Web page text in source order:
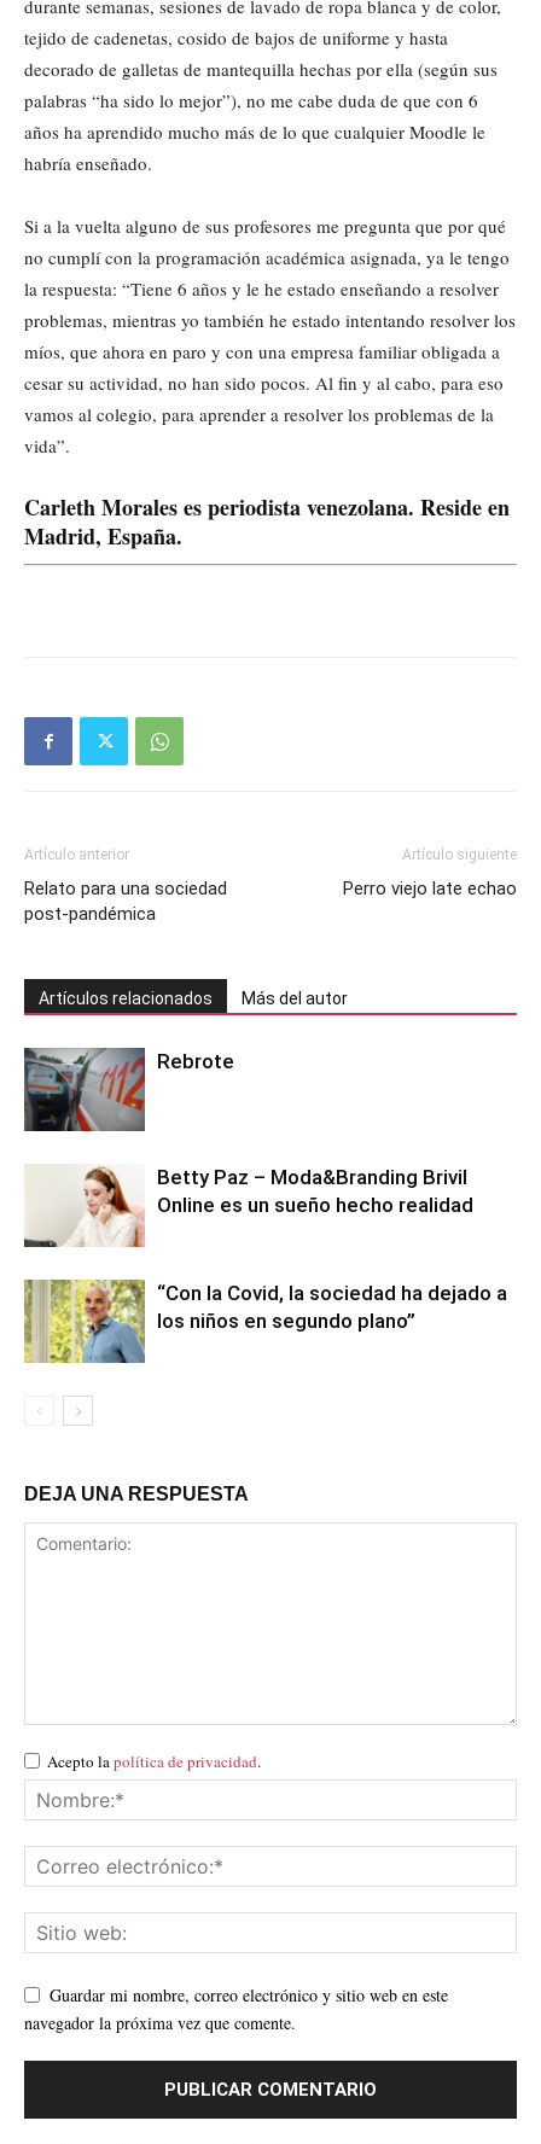
durante semanas, sesiones de lavado de ropa blanca y de color,
tejido de cadenetas, cosido de bajos de uniforme y hasta
decorado de galletas de mantequilla hechas por ella (según sus
palabras “ha sido lo mejor”), no me cabe duda de que con 6
años ha aprendido mucho más de lo que cualquier Moodle le
habría enseñado.
Si a la vuelta alguno de sus profesores me pregunta que por qué
no cumplí con la programación académica asignada, ya le tengo
la respuesta: “Tiene 6 años y le he estado enseñando a resolver
problemas, mientras yo también he estado intentando resolver los
míos, que ahora en paro y con una empresa familiar obligada a
cesar su actividad, no han sido pocos. Al fin y al cabo, para eso
vamos al colegio, para aprender a resolver los problemas de la
vida”.
Carleth Morales es periodista venezolana. Reside en
Madrid, España.
Artículo anterior
Relato para una sociedad
post-pandémica
Artículo siguiente
Perro viejo late echao
Artículos relacionados Más del autor
Rebrote
Betty Paz – Moda&Branding Brivil
Online es un sueño hecho realidad
“Con la Covid, la sociedad ha dejado a
los niños en segundo plano”
DEJA UNA RESPUESTA
Acepto lapolítica de privacidad.
Guardar mi nombre, correo electrónico y sitio web en este
navegador la próxima vez que comente.